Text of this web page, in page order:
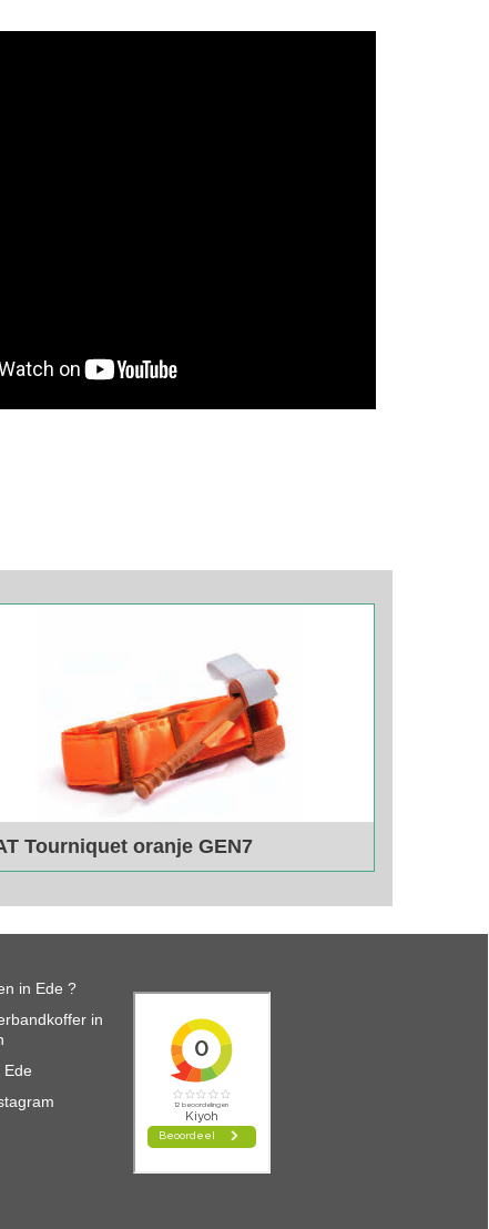
Tourniquet oranje GEN7
in Ede ?
in
Ede